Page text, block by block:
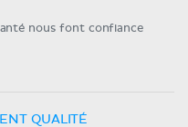
nous font confiance
QUALITÉ